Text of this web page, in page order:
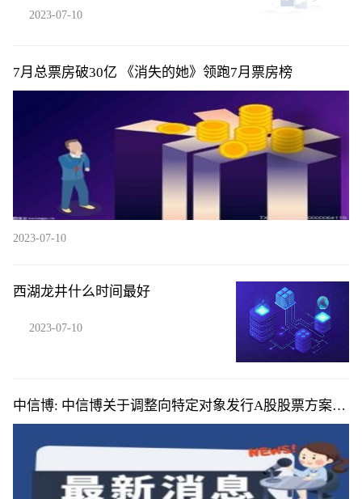
2023-07-10
7月总票房破30亿 《消失的她》领跑7月票房榜
2023-07-10
西湖龙井什么时间最好
2023-07-10
中信博: 中信博关于调整向特定对象发行A股股票方案的
公告